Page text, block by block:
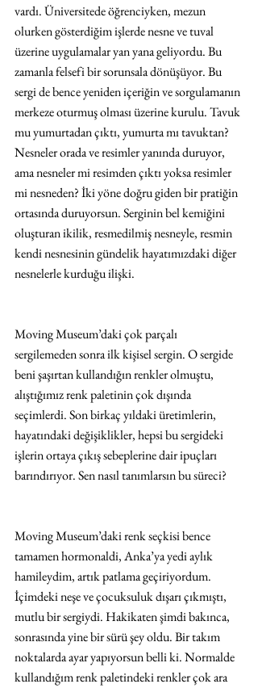
vardı. Üniversitede öğrenciyken, mezun
olurken gösterdiğim işlerde nesne ve tuval
üzerine uygulamalar yan yana geliyordu. Bu
zamanla felsefi bir sorunsala dönüşüyor. Bu
sergi de bence yeniden içeriğin ve sorgulamanın
merkeze oturmuş olması üzerine kurulu. Tavuk
mu yumurtadan çıktı, yumurta mı tavuktan?
Nesneler orada ve resimler yanında duruyor,
ama nesneler mi resimden çıktı yoksa resimler
mi nesneden? İki yöne doğru giden bir pratiğin
ortasında duruyorsun. Serginin bel kemiğini
oluşturan ikilik, resmedilmiş nesneyle, resmin
kendi nesnesinin gündelik hayatımızdaki diğer
nesnelerle kurduğu ilişki.
Moving Museum’daki çok parçalı
sergilemeden sonra ilk kişisel sergin. O sergide
beni şaşırtan kullandığın renkler olmuştu,
alıştığımız renk paletinin çok dışında
seçimlerdi. Son birkaç yıldaki üretimlerin,
hayatındaki değişiklikler, hepsi bu sergideki
işlerin ortaya çıkış sebeplerine dair ipuçları
barındırıyor. Sen nasıl tanımlarsın bu süreci?
Moving Museum’daki renk seçkisi bence
tamamen hormonaldi, Anka’ya yedi aylık
hamileydim, artık patlama geçiriyordum.
İçimdeki neşe ve çocuksuluk dışarı çıkmıştı,
mutlu bir sergiydi. Hakikaten şimdi bakınca,
sonrasında yine bir sürü şey oldu. Bir takım
noktalarda ayar yapıyorsun belli ki. Normalde
kullandığım renk paletindeki renkler çok ara